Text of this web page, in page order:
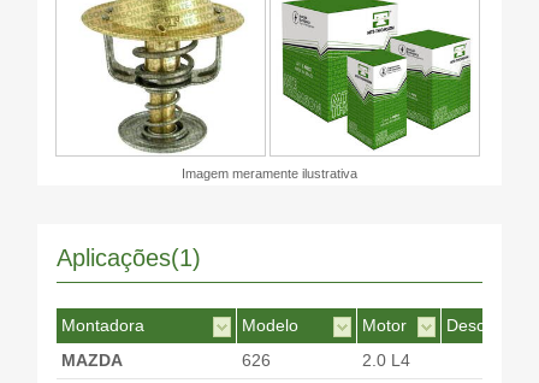
Imagem meramente ilustrativa
Aplicações(1)
Montadora Modelo Motor
Desc. Motor
MAZDA
626 2.0 L4